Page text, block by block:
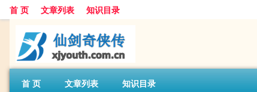
首 页 文章列表 知识目录
首 页 文章列表 知识目录